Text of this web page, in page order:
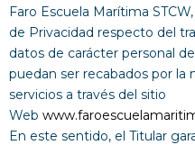
Faro Escuela Marítima
de Privacidad respecto del
datos de carácter personal
puedan ser recabados por la
servicios a través del sitio
Web
En este sentido, el Titular